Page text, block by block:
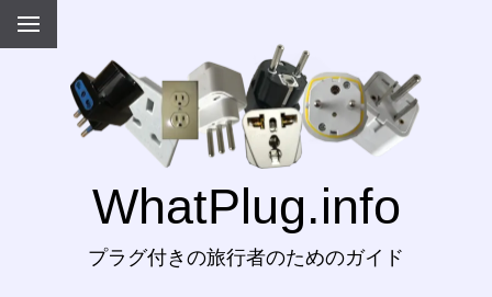
WhatPlug.info
プラグ付きの旅行者のためのガイド